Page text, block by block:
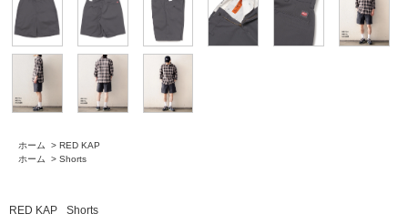
ホーム > RED KAP
ホーム
> Shorts
RED KAP Shorts